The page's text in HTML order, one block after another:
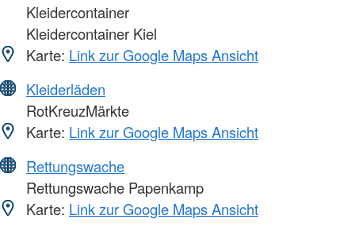
Kleidercontainer
Kleidercontainer Kiel
Karte: Link zur Google Maps Ansicht
Kleiderläden
RotKreuzMärkte
Karte: Link zur Google Maps Ansicht
Rettungswache
Rettungswache Papenkamp
Karte: Link zur Google Maps Ansicht